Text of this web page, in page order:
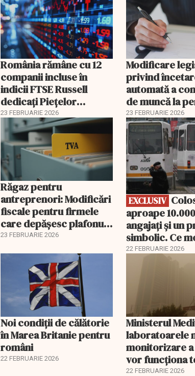
România rămâne cu 12
companii incluse în
indicii FTSE Russell
dedicați Piețelor
Emergente
23 FEBRUARIE 2026
Modificare
privind
automată a
de muncă la
23 FEBRUARIE 2026
Răgaz pentru
antreprenori: Modificări
fiscale pentru firmele
care depășesc plafonul
de TVA
23 FEBRUARIE 2026
EXCLUSIV
EXCLUSIV
aproape
angajați și un
simbolic. Ce
putea urma:
22 FEBRUARIE 2026
Noi condiții de călătorie
în Marea Britanie pentru
români
22 FEBRUARIE 2026
Ministerul
laboratoarele
monitorizare
vor funcționa
22 FEBRUARIE 2026